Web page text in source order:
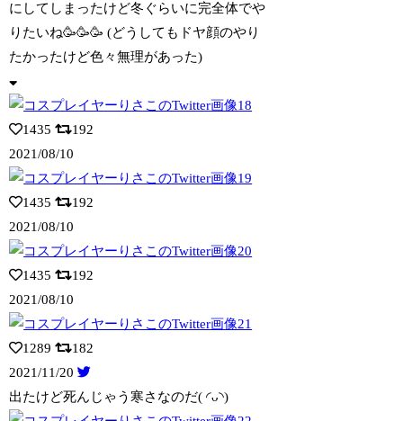
にしてしまったけど冬ぐらいに完全体でや
りたいね🥳🥳🥳 (どうしてもドヤ顔のやり
たかったけど色々無理があった)
1435
192
2021/08/10
1435
192
2021/08/10
1435
192
2021/08/10
1289
182
2021/11/20
出たけど死んじゃう寒さなのだ( ◜ᴗ◝)